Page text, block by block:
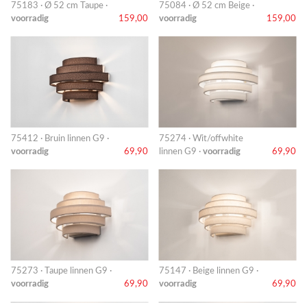
75183 · Ø 52 cm Taupe ·
voorradig
159,00
75084 · Ø 52 cm Beige ·
voorradig
159,00
75412 · Bruin linnen G9 ·
voorradig
69,90
75274 · Wit/offwhite
linnen G9 · voorradig 69,90
75273 · Taupe linnen G9 ·
voorradig
69,90
75147 · Beige linnen G9 ·
voorradig
69,90